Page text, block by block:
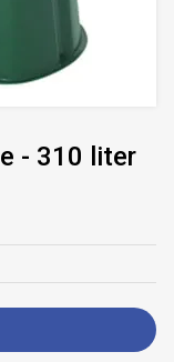
- 310 liter